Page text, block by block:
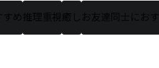
め推理重視癒しお友達同士にお